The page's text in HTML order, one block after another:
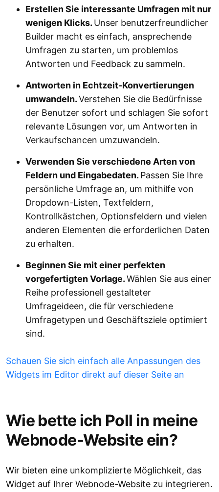
Erstellen Sie interessante Umfragen mit nur
wenigen Klicks. Unser benutzerfreundlicher
Builder macht es einfach, ansprechende
Umfragen zu starten, um problemlos
Antworten und Feedback zu sammeln.
Antworten in Echtzeit-Konvertierungen
umwandeln.Verstehen Sie die Bedürfnisse
der Benutzer sofort und schlagen Sie sofort
relevante Lösungen vor, um Antworten in
Verkaufschancen umzuwandeln.
Verwenden Sie verschiedene Arten von
Feldern und Eingabedaten. Passen Sie Ihre
persönliche Umfrage an, um mithilfe von
Dropdown-Listen, Textfeldern,
Kontrollkästchen, Optionsfeldern und vielen
anderen Elementen die erforderlichen Daten
zu erhalten.
Beginnen Sie mit einer perfekten
vorgefertigten Vorlage.Wählen Sie aus einer
Reihe professionell gestalteter
Umfrageideen, die für verschiedene
Umfragetypen und Geschäftsziele optimiert
sind.
Schauen Sie sich einfach alle Anpassungen des
Widgets im Editor direkt auf dieser Seite an
Wie bette ich Poll in meine
Webnode-Website ein?
Wir bieten eine unkomplizierte Möglichkeit, das
Widget auf Ihrer Webnode-Website zu integrieren.